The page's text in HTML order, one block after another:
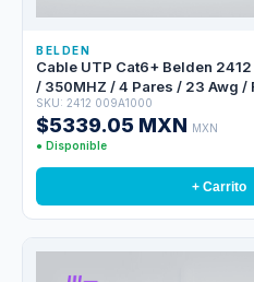
BELDEN
Cable UTP Cat6+ Belden
/ 350MHZ / 4 Pares / 23 Awg /
Certificable / Bobina En Caja /
SKU: 2412 009A1000
$5339.05 MXN MXN
● Disponible
+ Carrito